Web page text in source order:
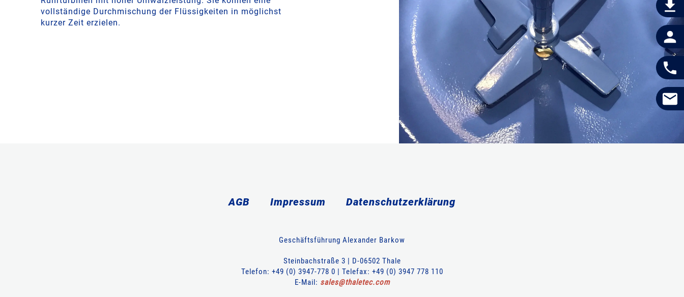
vollständige Durchmischung der Flüssigkeiten in möglichst
kurzer Zeit erzielen.
AGB Impressum Datenschutzerklärung
Geschäftsführung Alexander Barkow
Steinbachstraße 3 | D-06502 Thale
Telefon: +49 (0) 3947-778 0 | Telefax: +49 (0) 3947 778 110
E-Mail: sales@thaletec.com